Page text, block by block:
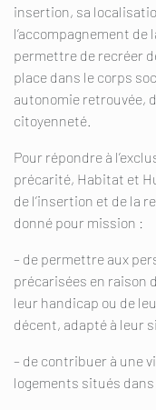
insertion, sa
l’accompagnement
permettre de recréer
place dans le corps
autonomie retrouvée,
citoyenneté.
Pour répondre à
précarité, Habitat et
de l’insertion et de la
donné pour mission :
– de permettre aux
précarisées en raison
leur handicap ou de
décent, adapté à leur
– de contribuer à une
logements situés